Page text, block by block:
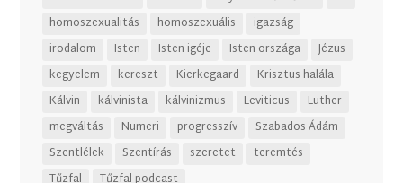
homoszexualitás
homoszexuális
igazság
irodalom
Isten Isten igéje Isten országa
Jézus
kegyelem
kereszt Kierkegaard
Krisztus halála
Kálvin
kálvinista kálvinizmus Leviticus
Luther
megváltás
Numeri progresszív
Szabados Ádám
Szentlélek
Szentírás szeretet
teremtés
Tűzfal
Tűzfal podcast